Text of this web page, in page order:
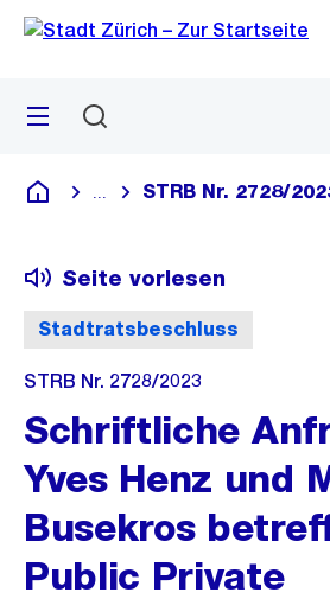
Navigation
Sprunglink
Menü
Deutsch
Blende alle Breadcrumbs ein
STRB Nr. 2728/
Stadtratsbeschluss
Seite vorlesen
STRB Nr. 2728/2023
Schriftliche
Yves Henz und
Busekros
Public Private